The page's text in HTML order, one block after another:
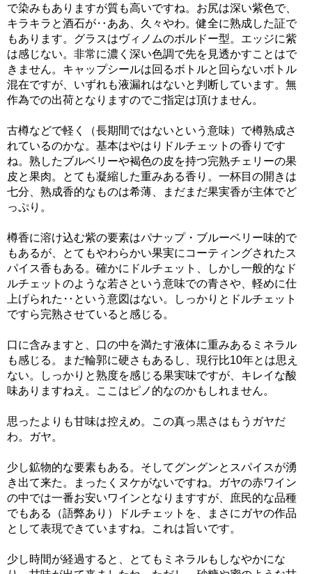
で染みもありますが質も高いですね。お尻は深い紫色で、
キラキラと酒石が‥ああ、久々やわ。健全に熟成した証で
もあります。グラスはヴィノムのボルドー型。エッジに紫
は感じない。非常に濃く深い色調で先を見透かすことはで
きません。キャップシールは回るボトルと回らないボトル
混在ですが、いずれも液漏れはないと判断しています。無
作為での出荷となりますのでご指定は頂けません。
古樽などで軽く（長期間ではないという意味）で樽熟成さ
れているのかな。基本はやはりドルチェットの香りです
ね。熟したブルベリーや褐色の皮を持つ完熟チェリーの果
皮と果肉。とても凝縮した重みある香り。一杯目の開きは
七分、熟成香的なものは希薄、まだまだ果実香が主体でど
っぷり。
樽香に溶け込む紫の要素はパナップ・ブルーベリー味的で
もあるが、とてもやわらかい果実にコーティングされたス
パイス香もある。確かにドルチェット、しかし一般的なド
ルチェットのような若さという意味での青さや、軽めに仕
上げられた‥という意図はない。しっかりとドルチェット
ですら完熟させていると感じる。
口に含みますと、口の中を満たす液体に重みあるミネラル
も感じる。まだ輪郭に硬さもあるし、現行比10年とは思え
ない。しっかりと熟度を感じる果実味ですが、キレイな酸
味ありますねえ。ここはピノ的なのかもしれません。
思ったよりも甘味は控えめ。この真っ黒さはもうガヤだ
わ。ガヤ。
少し鉱物的な要素もある。そしてグングンとスパイスが湧
き出て来た。まったくヌケがないですね。ガヤの赤ワイン
の中では一番お安いワインとなりますすが、庶民的な品種
でもある（語弊あり）ドルチェットを、まさにガヤの作品
として表現できていますね。これは旨いです。
少し時間が経過すると、とてもミネラルもしなやかにな